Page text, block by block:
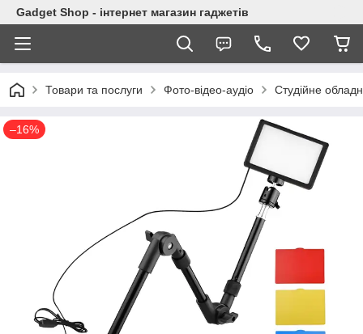
Gadget Shop - інтернет магазин гаджетів
Товари та послуги Фото-відео-аудіо Студійне
–16%